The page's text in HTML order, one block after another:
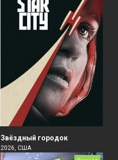
Звёздный городок
2026, США